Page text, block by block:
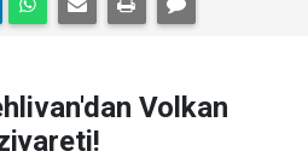
Volkan